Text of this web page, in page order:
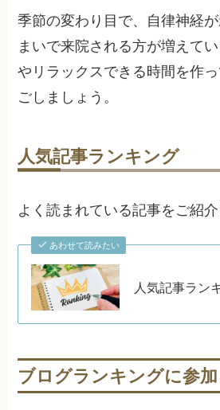
季節の変わり目で、自律神経
まいで来院される方が増えて
やリラックスできる時間を作
ごしましょう。
人気記事ランキング
よく読まれている記事をご紹介
あわせて読みたい
人気記事ラン
ブログランキングに参